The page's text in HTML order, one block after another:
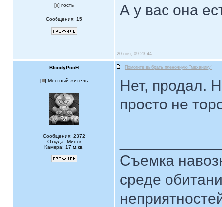
[ ] гость
Сообщения: 15
А у вас она
20 ноя, 09 23:44
BloodyPooH Помогите выбрать пленочную "механику"
[ ] Местный житель
Сообщения: 2372
Откуда: Минск
Камера: 17 м.кв.
Нет, продал.
просто не
Съемка
среде